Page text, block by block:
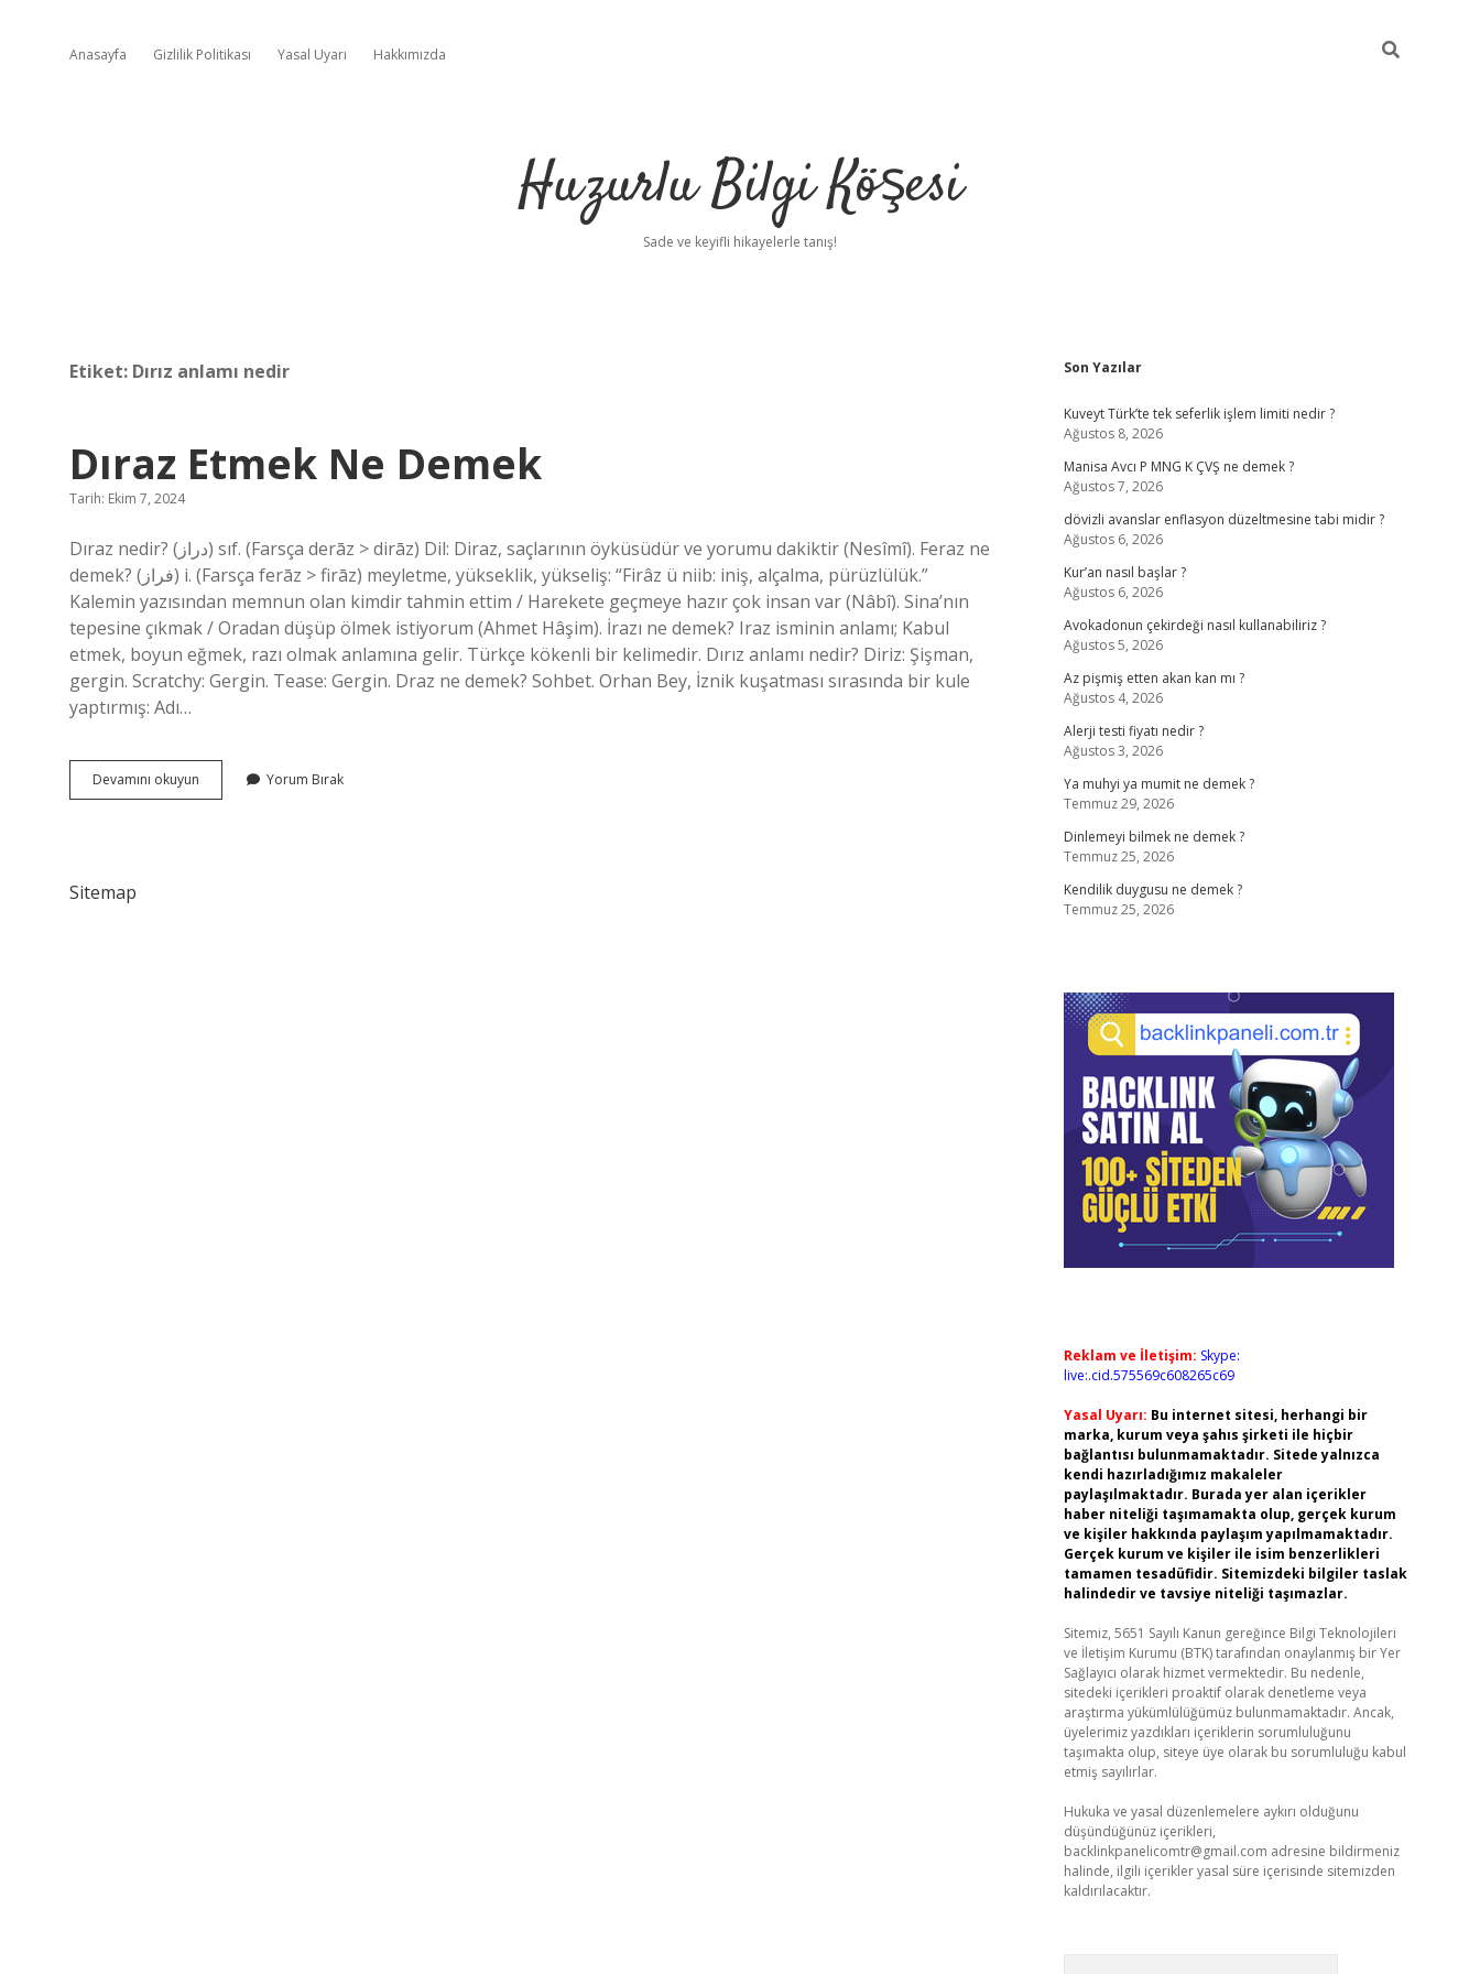
Anasayfa Gizlilik Politikası Yasal Uyarı Hakkımızda
Huzurlu Bilgi Köşesi
Sade ve keyifli hikayelerle tanış!
Etiket: Dırız anlamı nedir
Dıraz Etmek Ne Demek
Tarih: Ekim 7, 2024
Dıraz nedir? (ﺩﺭﺍﺯ) sıf. (Farsça derāz > dirāz) Dil: Diraz, saçlarının öyküsüdür ve yorumu dakiktir (Nesîmî). Feraz ne
demek? (ﻓﺮﺍﺯ) i. (Farsça ferāz > firāz) meyletme, yükseklik, yükseliş: “Firâz ü niib: iniş, alçalma, pürüzlülük.”
Kalemin yazısından memnun olan kimdir tahmin ettim / Harekete geçmeye hazır çok insan var (Nâbî). Sina’nın
tepesine çıkmak / Oradan düşüp ölmek istiyorum (Ahmet Hâşim). İrazı ne demek? Iraz isminin anlamı; Kabul
etmek, boyun eğmek, razı olmak anlamına gelir. Türkçe kökenli bir kelimedir. Dırız anlamı nedir? Diriz: Şişman,
gergin. Scratchy: Gergin. Tease: Gergin. Draz ne demek? Sohbet. Orhan Bey, İznik kuşatması sırasında bir kule
yaptırmış: Adı…
Devamını okuyun
Etmek
Yorum Bırak
Sitemap
Sidebar
Son Yazılar
Kuveyt Türk’te tek seferlik işlem limiti nedir ?
Ağustos 8, 2026
Manisa Avcı P MNG K ÇVŞ ne demek ?
Ağustos 7, 2026
dövizli avanslar enflasyon düzeltmesine tabi midir ?
Ağustos 6, 2026
Kur’an nasıl başlar ?
Ağustos 6, 2026
Avokadonun çekirdeği nasıl kullanabiliriz ?
Ağustos 5, 2026
Az pişmiş etten akan kan mı ?
Ağustos 4, 2026
Alerji testi fiyatı nedir ?
Ağustos 3, 2026
Ya muhyi ya mumit ne demek ?
Temmuz 29, 2026
Dinlemeyi bilmek ne demek ?
Temmuz 25, 2026
Kendilik duygusu ne demek ?
Temmuz 25, 2026
Reklam ve İletişim: Skype:
live:.cid.575569c608265c69
Yasal Uyarı: Bu internet sitesi, herhangi bir
marka, kurum veya şahıs şirketi ile hiçbir
bağlantısı bulunmamaktadır. Sitede yalnızca
kendi hazırladığımız makaleler
paylaşılmaktadır. Burada yer alan içerikler
haber niteliği taşımamakta olup, gerçek kurum
ve kişiler hakkında paylaşım yapılmamaktadır.
Gerçek kurum ve kişiler ile isim benzerlikleri
tamamen tesadüfidir. Sitemizdeki bilgiler taslak
halindedir ve tavsiye niteliği taşımazlar.
Sitemiz, 5651 Sayılı Kanun gereğince Bilgi Teknolojileri
ve İletişim Kurumu (BTK) tarafından onaylanmış bir Yer
Sağlayıcı olarak hizmet vermektedir. Bu nedenle,
sitedeki içerikleri proaktif olarak denetleme veya
araştırma yükümlülüğümüz bulunmamaktadır. Ancak,
üyelerimiz yazdıkları içeriklerin sorumluluğunu
taşımakta olup, siteye üye olarak bu sorumluluğu kabul
etmiş sayılırlar.
Hukuka ve yasal düzenlemelere aykırı olduğunu
düşündüğünüz içerikleri,
backlinkpanelicomtr@gmail.com adresine bildirmeniz
halinde, ilgili içerikler yasal süre içerisinde sitemizden
kaldırılacaktır.